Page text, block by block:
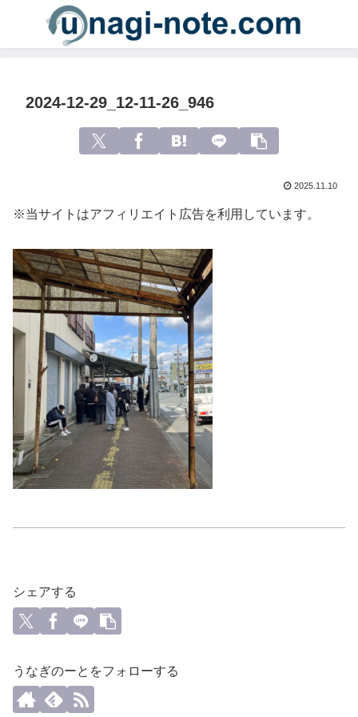
2024-12-29_12-11-26_946
2025.11.10
※当サイトはアフィリエイト広告を利用しています。
シェアする
うなぎのーとをフォローする